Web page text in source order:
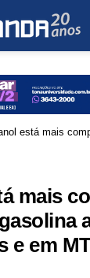
está mais
mais
e em